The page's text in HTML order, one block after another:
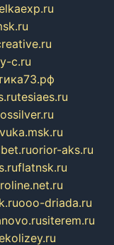
c.ru
tesiaes.ru
orior-aks.ru
flatnsk.ru
ooo-driada.ru
siterem.ru